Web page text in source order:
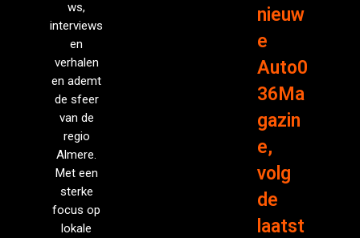
ws,
interviews
en
verhalen
en ademt
de sfeer
van de
regio
Almere.
Met een
sterke
focus op
lokale
nieuw
e
Auto0
36Ma
gazin
e,
volg
de
laatst